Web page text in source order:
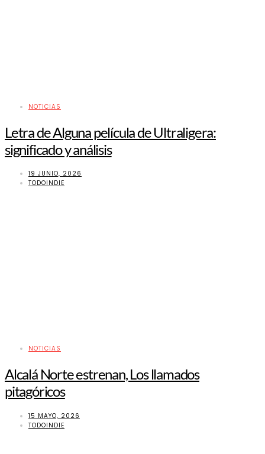
NOTICIAS
Letra de Alguna película de Ultraligera:
significado y análisis
19 JUNIO, 2026
TODOINDIE
NOTICIAS
Alcalá Norte estrenan, Los llamados
pitagóricos
15 MAYO, 2026
TODOINDIE